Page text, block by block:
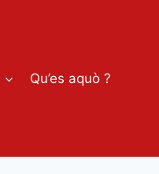
Qu’es aquò ?